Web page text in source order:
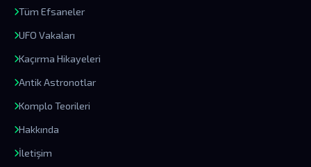
Tüm Efsaneler
UFO Vakaları
Kaçırma Hikayeleri
Antik Astronotlar
Komplo Teorileri
Hakkında
İletişim